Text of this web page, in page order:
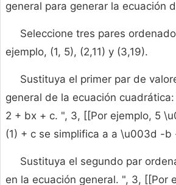
general para generar la ecuación
Seleccione tres pares
ejemplo, (1, 5), (2,11) y (3,19).
Sustituya el primer par de
general de la ecuación
2 + bx + c. ", 3, [[Por ejemplo, 5
(1) + c se simplifica a a \u003d -b
Sustituya el segundo par
en la ecuación general. ", 3, [[Por